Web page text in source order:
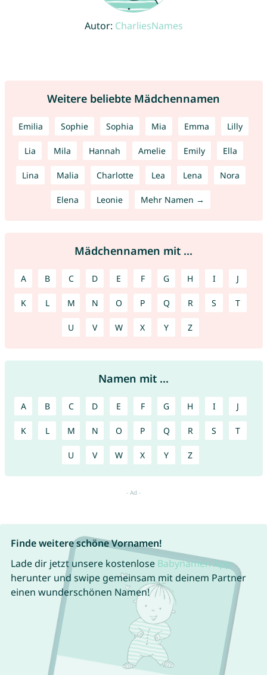
Autor: CharliesNames
Weitere beliebte Mädchennamen
Emilia Sophie Sophia Mia Emma Lilly
Lia Mila Hannah Amelie Emily Ella
Lina Malia Charlotte Lea Lena Nora
Elena Leonie Mehr Namen →
Mädchennamen mit ...
A B C D E F G H I J
K L M N O P Q R S T
U V W X Y Z
Namen mit ...
A B C D E F G H I J
K L M N O P Q R S T
U V W X Y Z
Finde weitere schöne Vornamen!
Lade dir jetzt unsere kostenlose Babynamen App
herunter und swipe gemeinsam mit deinem Partner
einen wunderschönen Namen!